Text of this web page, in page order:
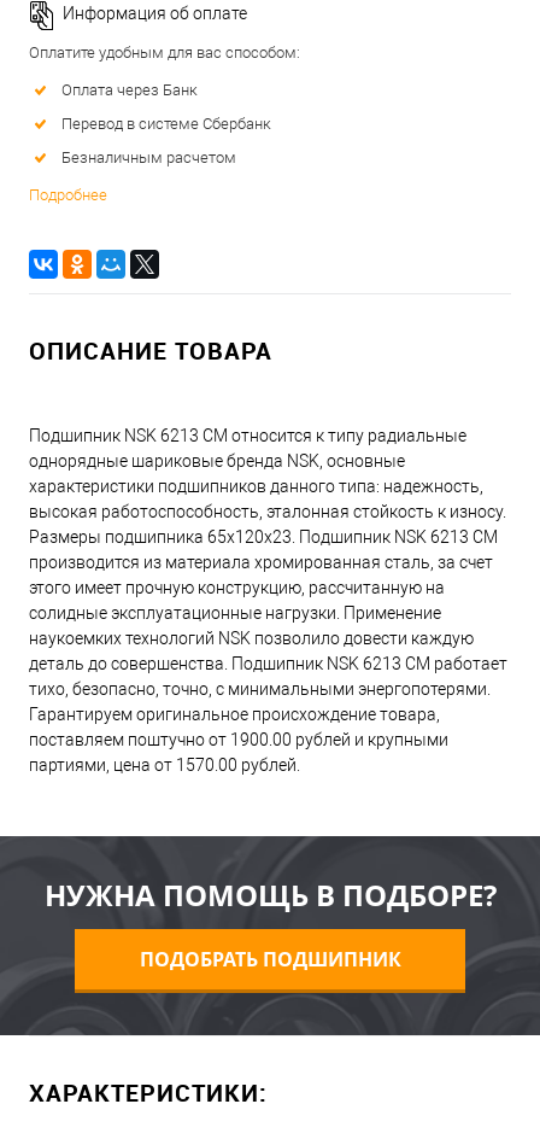
Информация об оплате
Оплатите удобным для вас способом:
Оплата через Банк
Перевод в системе Сбербанк
Безналичным расчетом
Подробнее
ОПИСАНИЕ ТОВАРА
Подшипник NSK 6213 CM относится к типу радиальные
однорядные шариковые бренда NSK, основные
характеристики подшипников данного типа: надежность,
высокая работоспособность, эталонная стойкость к износу.
Размеры подшипника 65x120x23. Подшипник NSK 6213 CM
производится из материала хромированная сталь, за счет
этого имеет прочную конструкцию, рассчитанную на
солидные эксплуатационные нагрузки. Применение
наукоемких технологий NSK позволило довести каждую
деталь до совершенства. Подшипник NSK 6213 CM работает
тихо, безопасно, точно, с минимальными энергопотерями.
Гарантируем оригинальное происхождение товара,
поставляем поштучно от 1900.00 рублей и крупными
партиями, цена от 1570.00 рублей.
НУЖНА ПОМОЩЬ В ПОДБОРЕ?
ПОДОБРАТЬ ПОДШИПНИК
ХАРАКТЕРИСТИКИ: